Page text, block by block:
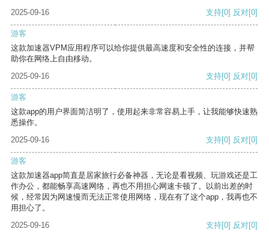
2025-09-16 支持[0] 反对[0]
游客
这款加速器VPM应用程序可以给你提供最高速度和安全性的连接，并帮
助你在网络上自由移动。
2025-09-16
支持[0] 反对[0]
游客
这款app的用户界面简洁明了，使用起来非常容易上手，让我能够快速熟
悉操作。
2025-09-16
支持[0] 反对[0]
游客
这款加速器app简直是居家旅行必备神器，无论是看视频、玩游戏还是工
作办公，都能畅享高速网络，再也不用担心网速卡顿了。以前出差的时
候，经常因为网速慢而无法正常使用网络，现在有了这个app，我再也不
用担心了。
2025-09-16
支持[0] 反对[0]